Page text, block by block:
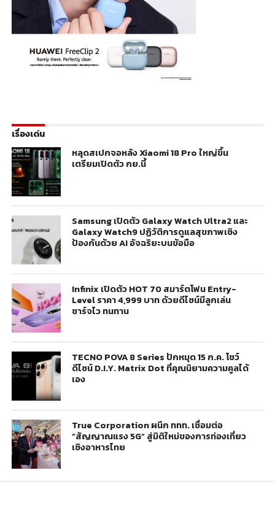
เรื่องเด่น
หลุดสเปกจอหลัง Xiaomi 18 Pro ใหญ่ขึ้น
เตรียมเปิดตัว กย.นี้
Samsung เปิดตัว Galaxy Watch Ultra2 และ
Galaxy Watch9 ปฏิวัติการดูแลสุขภาพเชิง
ป้องกันด้วย AI อัจฉริยะบนข้อมือ
Infinix เปิดตัว HOT 70 สมาร์ตโฟน Entry-
Level ราคา 4,999 บาท ด้วยดีไซน์มีลูกเล่น
ชาร์จไว ทนทาน
TECNO POVA 8 Series ปักหมุด 15 ก.ค. โชว์
ดีไซน์ D.I.Y. Matrix Dot ที่คุณนิยามความคูลได้
เอง
True Corporation ผนึก ททท. เชื่อมต่อ
“สัญญาณแรง 5G” สู่มิติใหม่ของการท่องเที่ยว
เชิงอาหารไทย